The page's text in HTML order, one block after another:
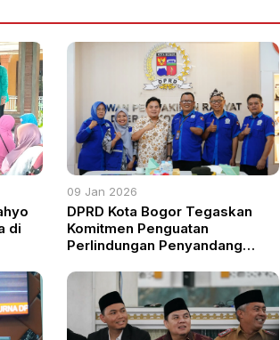
di
09 Jan 2026
DPRD Kota Bogor Tegaskan
Komitmen Penguatan
Perlindungan Penyandang